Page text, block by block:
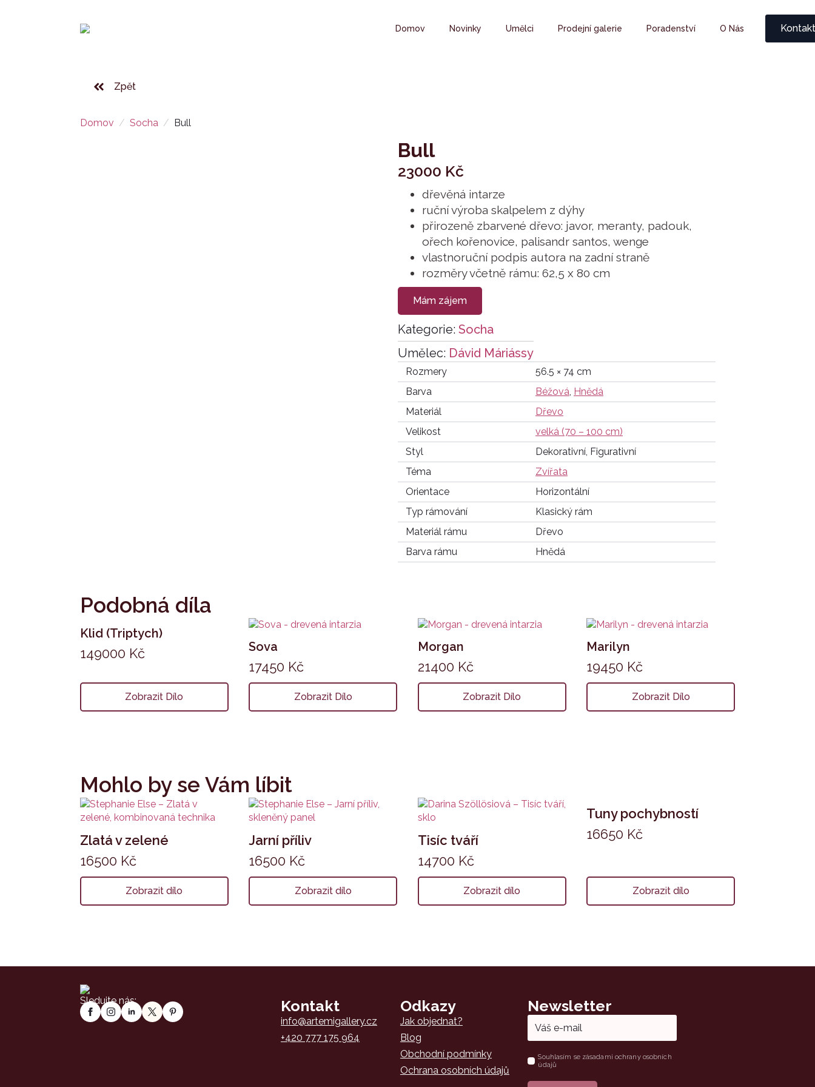
Domov Novinky Umělci Prodejní galerie Poradenství O Nás Kontakt
Zpět
Domov Socha Bull
Bull
23000 Kč
dřevěná intarze
ruční výroba skalpelem z dýhy
přirozeně zbarvené dřevo: javor, meranty, padouk,
ořech kořenovice, palisandr santos, wenge
vlastnoruční podpis autora na zadní straně
rozměry včetně rámu: 62,5 x 80 cm
Mám zájem
Kategorie: Socha
Umělec: Dávid Máriássy
Rozmery
56.5 × 74 cm
Barva
Béžová, Hnědá
Materiál
Dřevo
Velikost
velká (70 – 100 cm)
Styl
Dekorativní, Figurativní
Téma
Zvířata
Orientace
Horizontální
Typ rámování
Klasický rám
Materiál rámu
Dřevo
Barva rámu
Hnědá
Podobná díla
Klid (Triptych)
149000 Kč
Zobrazit Dílo
Sova
17450 Kč
Zobrazit Dílo
Morgan
21400 Kč
Zobrazit Dílo
Marilyn
19450 Kč
Zobrazit Dílo
Mohlo by se Vám líbit
Zlatá v zelené
16500 Kč
Zobrazit dílo
Jarní příliv
16500 Kč
Zobrazit dílo
Tisíc tváří
14700 Kč
Zobrazit dílo
Tuny pochybností
16650 Kč
Zobrazit dílo
Sledujte nás: Kontakt
info@artemigallery.cz
+420 777 175 964
Odkazy
Jak objednat?
Blog
Obchodní podmínky
Ochrana osobních údajů
Newsletter
Email
Name
*
Souhlasím se zásadami ochrany osobních
údajů